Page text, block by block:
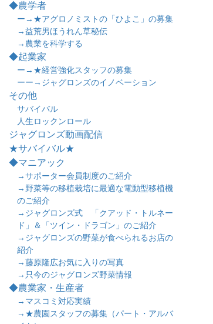
◆農学者
ー→★アグロノミストの「ひよこ」の募集
→益荒男ほうれん草秘伝
→農業を科学する
◆起業家
ー→★経営強化スタッフの募集
ーー→ジャグロンズのイノベーション
その他
サバイバル
人生ロックンロール
ジャグロンズ動画配信
★サバイバル★
◆マニアック
→サポーター会員制度のご紹介
→野菜等の移植栽培に最適な電動型移植機
のご紹介
→ジャグロンズ式 「クアッド・トルネー
ド」＆「ツイン・ドラゴン」のご紹介
→ジャグロンズの野菜が食べられるお店の
紹介
→藤原隆広お気に入りの写真
→只今のジャグロンズ野菜情報
◆農業家・生産者
→マスコミ対応実績
→★農園スタッフの募集（パート・アルバ